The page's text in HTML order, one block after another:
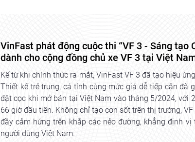
VinFast phát động cuộc thi “VF 3 - Sáng tạo
dành cho cộng đồng chủ xe VF 3 tại Việt
Kể từ khi chính thức ra mắt, VinFast VF 3 đã tạo hiệu
Thiết kế trẻ trung, cá tính cùng mức giá dễ tiếp cận đã
đặt cọc khi mở bán tại Việt Nam vào tháng 5/2024, với
66 giờ đầu tiên. Không chỉ tạo cơn sốt trên thị trường,
đầy cảm hứng trên khắp các nẻo đường, khẳng định vị
người dùng Việt Nam.